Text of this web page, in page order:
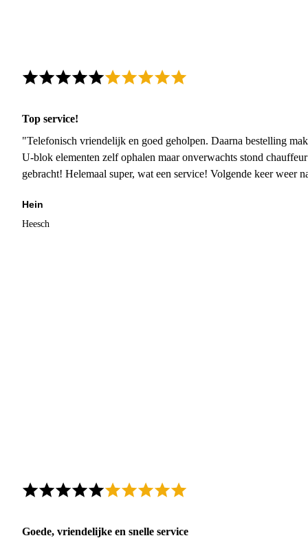
Top service!
"Telefonisch vriendelijk en goed geholpen. Daarna bestelling
U-blok elementen zelf ophalen maar onverwachts stond
gebracht! Helemaal super, wat een service! Volgende keer weer
Hein
Heesch
Goede, vriendelijke en snelle service